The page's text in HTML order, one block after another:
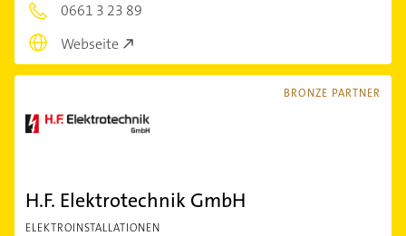
0661 3 23 89
Webseite
BRONZE PARTNER
H.F. Elektrotechnik GmbH
ELEKTROINSTALLATIONEN